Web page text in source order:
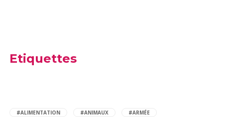
Etiquettes
#ALIMENTATION #ANIMAUX #ARMÉE